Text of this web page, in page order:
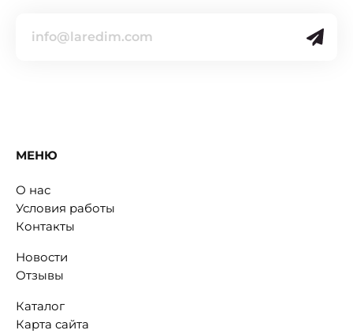
МЕНЮ
О нас
Условия работы
Контакты
Новости
Отзывы
Каталог
Карта сайта